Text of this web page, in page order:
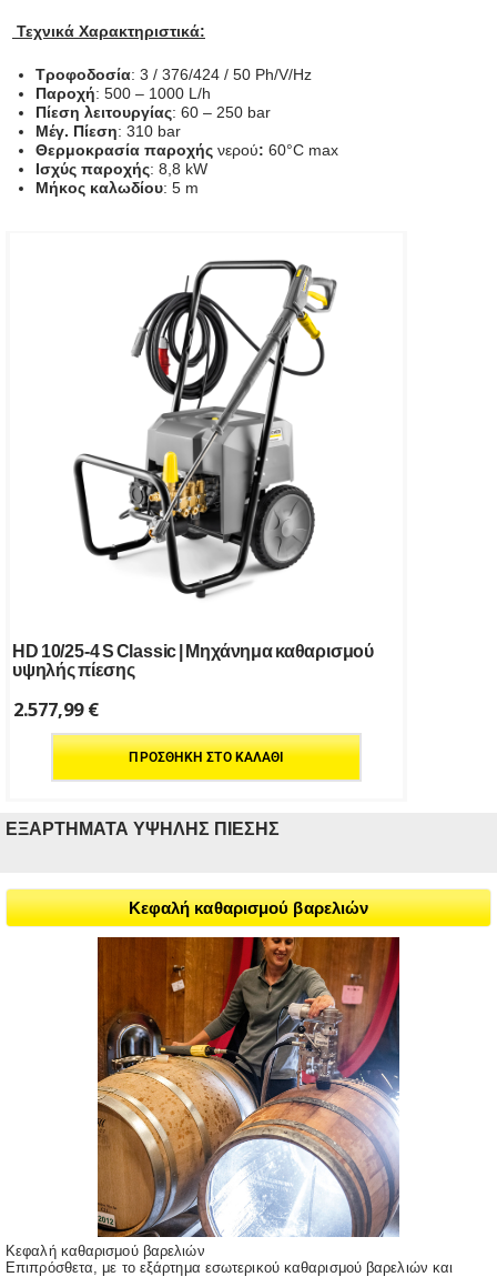
Τεχνικά Χαρακτηριστικά:
Τροφοδοσία: 3 / 376/424 / 50 Ph/V/Hz
Παροχή: 500 – 1000 L/h
Πίεση λειτουργίας: 60 – 250 bar
Μέγ. Πίεση: 310 bar
Θερμοκρασία παροχής νερού: 60°C max
Ισχύς παροχής: 8,8 kW
Μήκος καλωδίου: 5 m
HD 10/25-4 S Classic | Μηχάνημα καθαρισμού
υψηλής πίεσης
2.577,99€
ΠΡΟΣΘΉΚΗ ΣΤΟ ΚΑΛΆΘΙ
ΕΞΑΡΤΗΜΑΤΑ ΥΨΗΛΗΣ ΠΙΕΣΗΣ
Κεφαλή καθαρισμού βαρελιών
Κεφαλή καθαρισμού βαρελιών
Επιπρόσθετα, με το εξάρτημα εσωτερικού καθαρισμού βαρελιών και